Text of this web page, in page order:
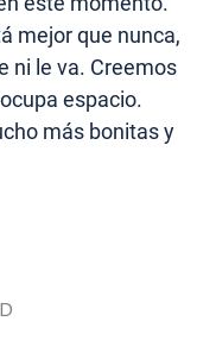
mejor que nunca,
ni le va. Creemos
espacio.
más bonitas y